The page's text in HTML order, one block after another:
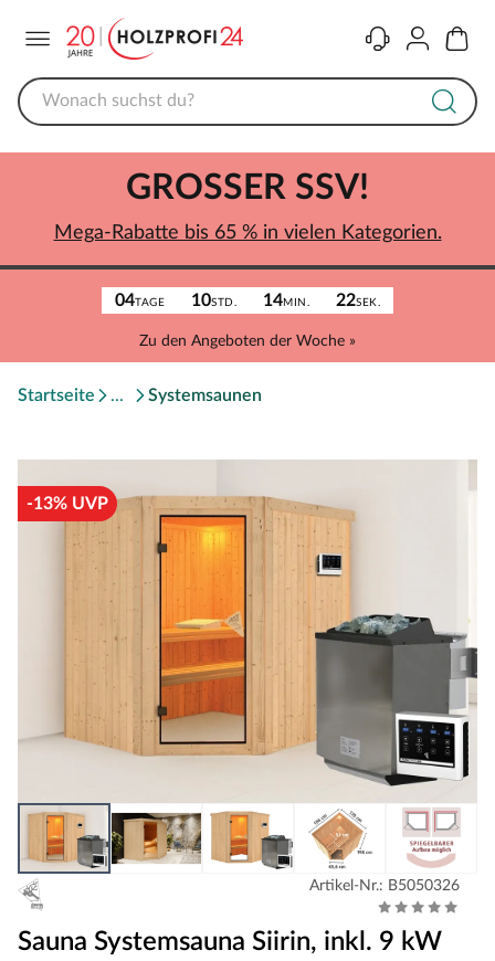
KontaktKonto
04TAGE 10STD. 14MIN. 22SEK.
Zu den Angeboten der Woche »
GROSSER SSV!
Mega-Rabatte bis 65 % in vielen Kategorien.
Startseite Systemsaunen
-13% UVP
Artikel-Nr.: B5050326
Sauna Systemsauna Siirin, inkl. 9 kW